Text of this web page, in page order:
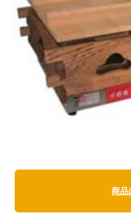
商品